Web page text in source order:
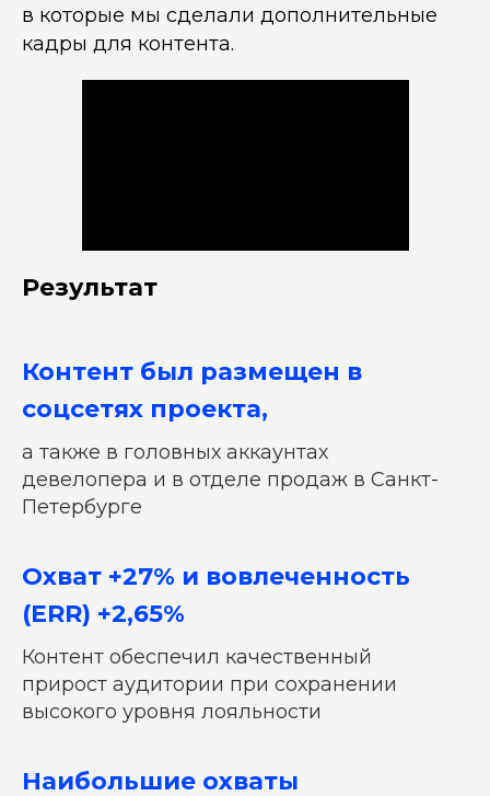
в которые мы сделали дополнительные
кадры для контента.
Результат
Контент был размещен в
соцсетях проекта,
а также в головных аккаунтах
девелопера и в отделе продаж в Санкт-
Петербурге
Охват +27% и вовлеченность
(ERR) +2,65%
Контент обеспечил качественный
прирост аудитории при сохранении
высокого уровня лояльности
Наибольшие охваты